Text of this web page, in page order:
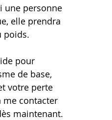
une personne
elle prendra
poids.
pour
de base,
votre perte
me contacter
maintenant.